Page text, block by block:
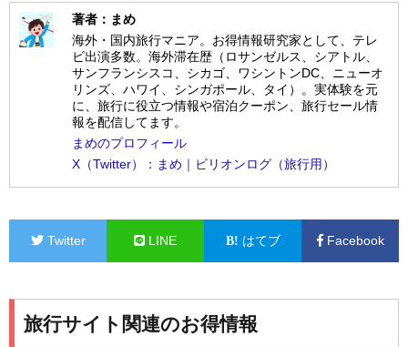
著者：まめ
海外・国内旅行マニア。お得情報研究家として、テレ
ビ出演多数。海外滞在歴（ロサンゼルス、シアトル、
サンフランシスコ、シカゴ、ワシントンDC、ニューオ
リンズ、ハワイ、シンガポール、タイ）。実体験を元
に、旅行に役立つ情報や宿泊クーポン、旅行セール情
報を配信してます。
まめのプロフィール
X（Twitter）：まめ｜ビリオンログ（旅行用）
Twitter LINE はてブ Facebook
旅行サイト関連のお得情報